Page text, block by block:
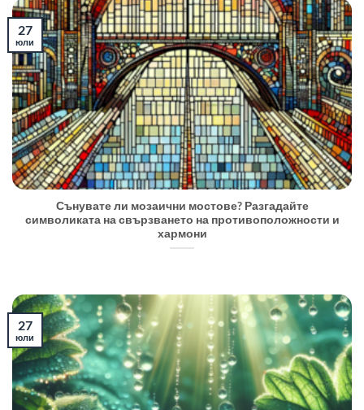
Сънувате ли мозаични мостове? Разгадайте
символиката на свързването на противоположности и
хармони
27
юли
27
юли